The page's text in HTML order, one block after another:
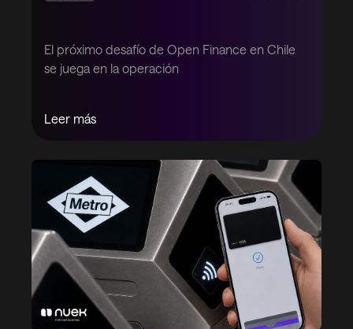
El próximo desafío de Open Finance en Chile
se juega en la operación
Leer más